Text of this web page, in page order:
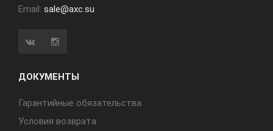
Email: sale@axc.su
ДОКУМЕНТЫ
Гарантийные обязательства
Условия возврата